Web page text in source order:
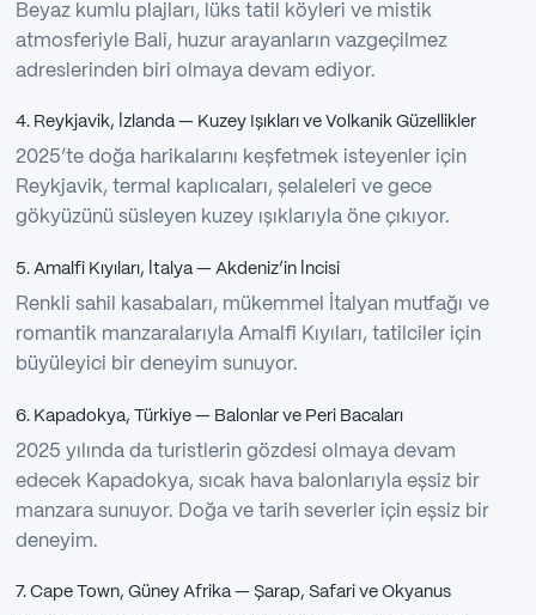
Beyaz kumlu plajları, lüks tatil köyleri ve mistik
atmosferiyle Bali, huzur arayanların vazgeçilmez
adreslerinden biri olmaya devam ediyor.
4. Reykjavik, İzlanda — Kuzey Işıkları ve Volkanik Güzellikler
2025’te doğa harikalarını keşfetmek isteyenler için
Reykjavik, termal kaplıcaları, şelaleleri ve gece
gökyüzünü süsleyen kuzey ışıklarıyla öne çıkıyor.
5. Amalfi Kıyıları, İtalya — Akdeniz’in İncisi
Renkli sahil kasabaları, mükemmel İtalyan mutfağı ve
romantik manzaralarıyla Amalfi Kıyıları, tatilciler için
büyüleyici bir deneyim sunuyor.
6. Kapadokya, Türkiye — Balonlar ve Peri Bacaları
2025 yılında da turistlerin gözdesi olmaya devam
edecek Kapadokya, sıcak hava balonlarıyla eşsiz bir
manzara sunuyor. Doğa ve tarih severler için eşsiz bir
deneyim.
7. Cape Town, Güney Afrika — Şarap, Safari ve Okyanus